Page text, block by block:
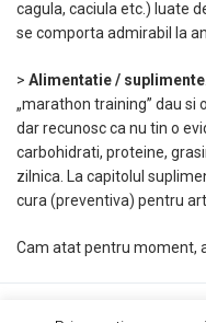
cagula, caciula etc.) luate
se comporta admirabil la
> Alimentatie / suplimente
„marathon training” dau
dar recunosc ca nu tin o
carbohidrati, proteine,
zilnica. La capitolul
cura (preventiva) pentru
Cam atat pentru moment,